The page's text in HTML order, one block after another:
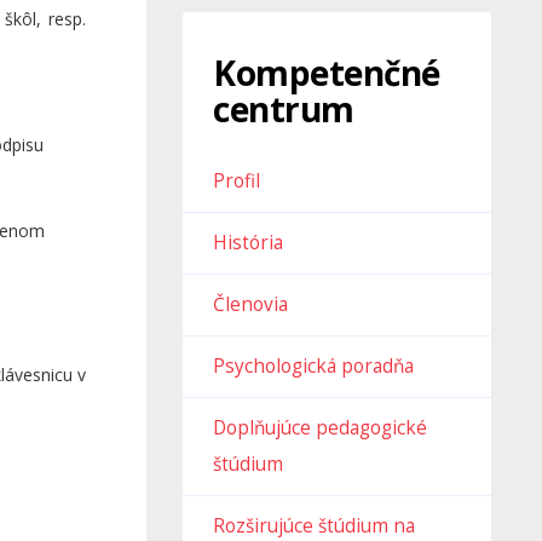
resp.
v
Kompetenčné
centrum
Profil
História
Členovia
Psychologická poradňa
Doplňujúce pedagogické
štúdium
Rozširujúce štúdium na